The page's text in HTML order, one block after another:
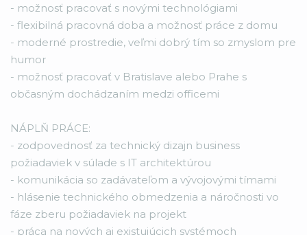
- možnosť pracovať s novými technológiami
- flexibilná pracovná doba a možnosť práce z domu
- moderné prostredie, veľmi dobrý tím so zmyslom pre
humor
- možnosť pracovať v Bratislave alebo Prahe s
občasným dochádzaním medzi officemi
NÁPLŇ PRÁCE:
- zodpovednosť za technický dizajn business
požiadaviek v súlade s IT architektúrou
- komunikácia so zadávateľom a vývojovými tímami
- hlásenie technického obmedzenia a náročnosti vo
fáze zberu požiadaviek na projekt
- práca na nových aj existujúcich systémoch